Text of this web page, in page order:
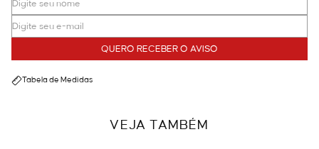
QUERO RECEBER O AVISO
Tabela de Medidas
VEJA TAMBÉM